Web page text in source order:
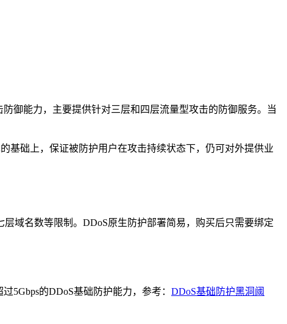
御能力，主要提供针对三层和四层流量型攻击的防御服务。当
基础上，保证被防护用户在攻击持续状态下，仍可对外提供业
域名数等限制。DDoS原生防护部署简易，购买后只需要绑定
5Gbps的DDoS基础防护能力，参考： DDoS基础防护黑洞阈